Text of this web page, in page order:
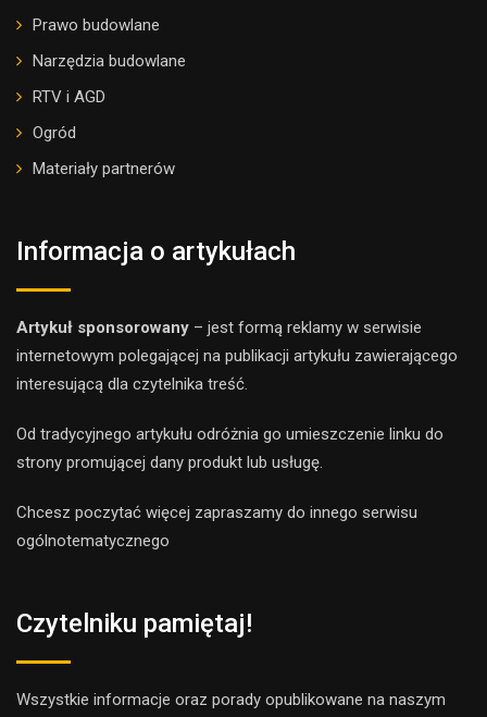
Prawo budowlane
Narzędzia budowlane
RTV i AGD
Ogród
Materiały partnerów
Informacja o artykułach
Artykuł sponsorowany – jest formą reklamy w serwisie
internetowym polegającej na publikacji artykułu zawierającego
interesującą dla czytelnika treść.
Od tradycyjnego artykułu odróżnia go umieszczenie linku do
strony promującej dany produkt lub usługę.
Chcesz poczytać więcej zapraszamy do innego serwisu
ogólnotematycznego
Czytelniku pamiętaj!
Wszystkie informacje oraz porady opublikowane na naszym